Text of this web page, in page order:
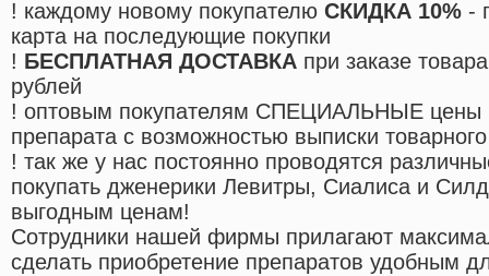
! каждому новому покупателю СКИДКА 10% -
карта на последующие покупки
! БЕСПЛАТНАЯ ДОСТАВКА при заказе
рублей
! оптовым покупателям СПЕЦИАЛЬНЫЕ цены
препарата с возможностью выписки
! так же у нас постоянно проводятся
покупать дженерики Левитры, Сиалиса и
выгодным ценам!
Cотрудники нашей фирмы прилагают
сделать приобретение препаратов удобным